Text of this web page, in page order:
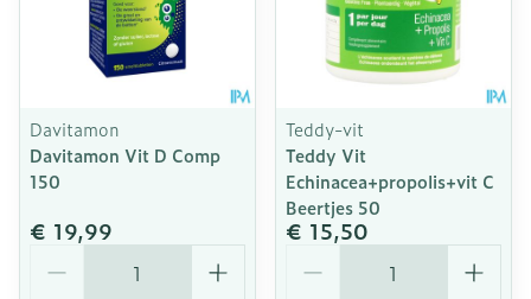
Davitamon
Davitamon Vit D Comp
150
€ 19,99
Teddy-vit
Teddy Vit
Echinacea+propolis+vit C
Beertjes 50
€ 15,50